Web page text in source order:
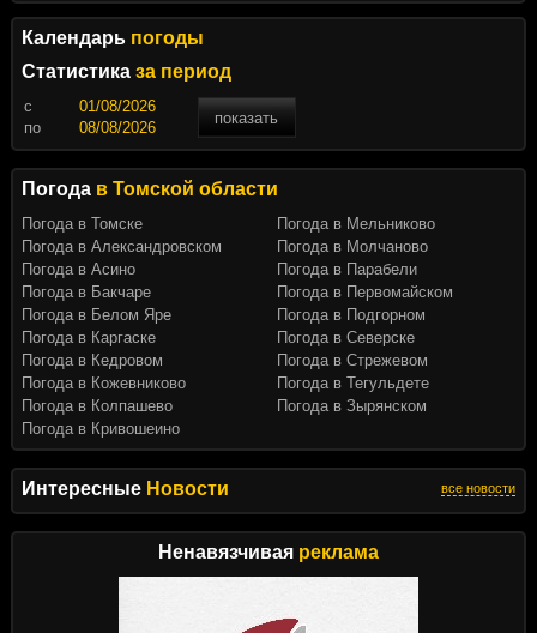
Интересные Новости все новости
Ненавязчивая реклама
Календарь погоды
Статистика за период
c
показать
по
Погода в Томской области
Погода в Томске
Погода в Александровском
Погода в Асино
Погода в Бакчаре
Погода в Белом Яре
Погода в Каргаске
Погода в Кедровом
Погода в Кожевниково
Погода в Колпашево
Погода в Кривошеино
Погода в Мельниково
Погода в Молчаново
Погода в Парабели
Погода в Первомайском
Погода в Подгорном
Погода в Северске
Погода в Стрежевом
Погода в Тегульдете
Погода в Зырянском